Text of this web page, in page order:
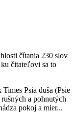
čítania 230 slov
čitateľovi sa to
Psia duša (Psie
a pohnutých
pokoj a mier...